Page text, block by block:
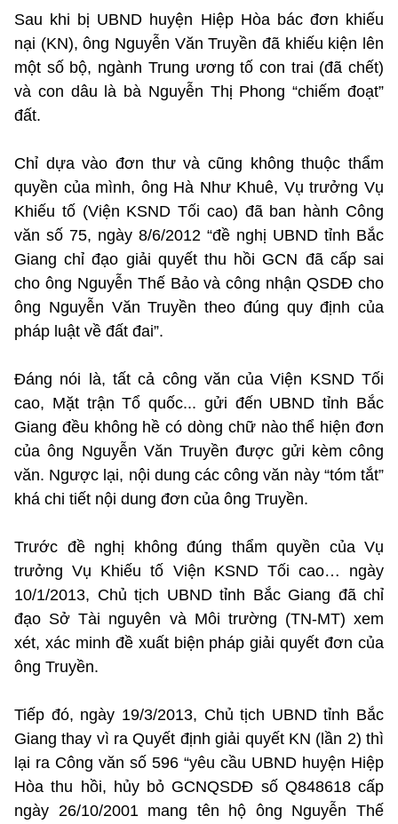
Sau khi bị UBND huyện Hiệp Hòa bác đơn khiếu
nại (KN), ông Nguyễn Văn Truyền đã khiếu kiện lên
một số bộ, ngành Trung ương tố con trai (đã chết)
và con dâu là bà Nguyễn Thị Phong “chiếm đoạt”
đất.
Chỉ dựa vào đơn thư và cũng không thuộc thẩm
quyền của mình, ông Hà Như Khuê, Vụ trưởng Vụ
Khiếu tố (Viện KSND Tối cao) đã ban hành Công
văn số 75, ngày 8/6/2012 “đề nghị UBND tỉnh Bắc
Giang chỉ đạo giải quyết thu hồi GCN đã cấp sai
cho ông Nguyễn Thế Bảo và công nhận QSDĐ cho
ông Nguyễn Văn Truyền theo đúng quy định của
pháp luật về đất đai”.
Đáng nói là, tất cả công văn của Viện KSND Tối
cao, Mặt trận Tổ quốc... gửi đến UBND tỉnh Bắc
Giang đều không hề có dòng chữ nào thể hiện đơn
của ông Nguyễn Văn Truyền được gửi kèm công
văn. Ngược lại, nội dung các công văn này “tóm tắt”
khá chi tiết nội dung đơn của ông Truyền.
Trước đề nghị không đúng thẩm quyền của Vụ
trưởng Vụ Khiếu tố Viện KSND Tối cao… ngày
10/1/2013, Chủ tịch UBND tỉnh Bắc Giang đã chỉ
đạo Sở Tài nguyên và Môi trường (TN-MT) xem
xét, xác minh đề xuất biện pháp giải quyết đơn của
ông Truyền.
Tiếp đó, ngày 19/3/2013, Chủ tịch UBND tỉnh Bắc
Giang thay vì ra Quyết định giải quyết KN (lần 2) thì
lại ra Công văn số 596 “yêu cầu UBND huyện Hiệp
Hòa thu hồi, hủy bỏ GCNQSDĐ số Q848618 cấp
ngày 26/10/2001 mang tên hộ ông Nguyễn Thế